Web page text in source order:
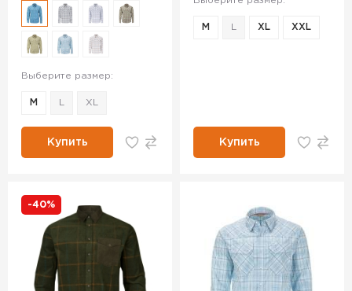
Выберите размер:
M XL
Купить
M XL XXL
Купить
-40%